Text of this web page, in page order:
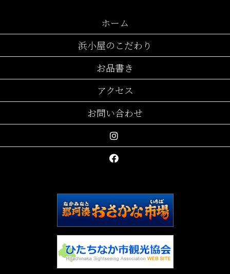
ホーム
浜小屋のこだわり
お品書き
アクセス
お問い合わせ